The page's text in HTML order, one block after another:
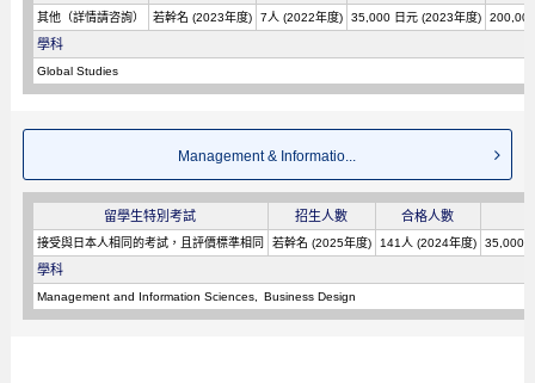
其他（詳情請咨詢） 若幹名 (2023年度) 7人 (2022年度) 35,000 日元 (2023年度)
學科
Global Studies
Management & Informatio...
留學生特別考試 招生人數 合格人數
接受與日本人相同的考試，且評價標準相同 若幹名 (2025年度) 141人 (2024年度) 35,000
學科
Management and Information Sciences Business Design